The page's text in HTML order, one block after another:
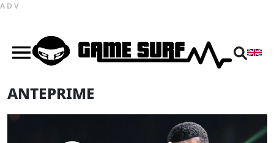
ADV
ANTEPRIME